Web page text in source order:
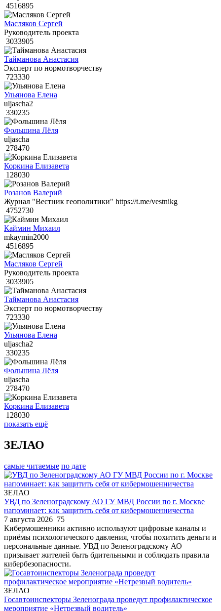
4516895
Масляков Сергей
Руководитель проекта
3033905
Тайманова Анастасия
Эксперт по нормотворчеству
723330
Ульянова Елена
uljascha2
330235
Фольшина Лёля
uljascha
278470
Коркина Елизавета
128030
Розанов Валерий
Журнал "Вестник геополитики" https://t.me/vestnikg
4752730
Каймин Михаил
mkaymin2000
4516895
Масляков Сергей
Руководитель проекта
3033905
Тайманова Анастасия
Эксперт по нормотворчеству
723330
Ульянова Елена
uljascha2
330235
Фольшина Лёля
uljascha
278470
Коркина Елизавета
128030
показать ещё
ЗЕЛАО
самые читаемые по дате
ЗЕЛАО
УВД по Зеленоградскому АО ГУ МВД России по г. Москве
напоминает: как защитить себя от кибермошенничества
7 августа 2026 75
Кибермошенники активно используют цифровые каналы и
приёмы психологического давления, чтобы похитить деньги и
персональные данные. УВД по Зеленоградскому АО
призывает жителей быть бдительными и соблюдать правила
кибербезопасности.
ЗЕЛАО
Госавтоинспекторы Зеленограда проведут профилактическое
мероприятие «Нетрезвый водитель»